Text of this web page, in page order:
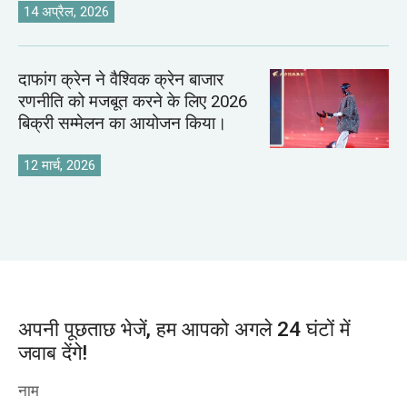
14 अप्रैल, 2026
दाफांग क्रेन ने वैश्विक क्रेन बाजार
रणनीति को मजबूत करने के लिए 2026
बिक्री सम्मेलन का आयोजन किया।
12 मार्च, 2026
अपनी पूछताछ भेजें, हम आपको अगले 24 घंटों में
जवाब देंगे!
नाम